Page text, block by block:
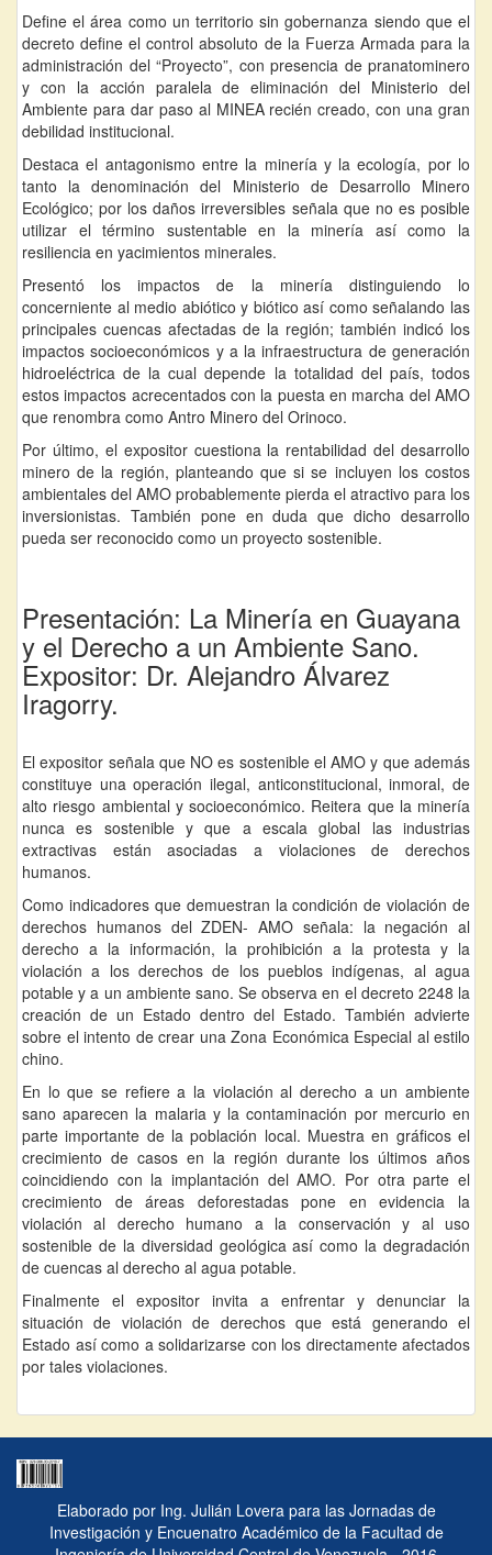
Define el área como un territorio sin gobernanza siendo que el
decreto define el control absoluto de la Fuerza Armada para la
administración del “Proyecto”, con presencia de pranatominero
y con la acción paralela de eliminación del Ministerio del
Ambiente para dar paso al MINEA recién creado, con una gran
debilidad institucional.
Destaca el antagonismo entre la minería y la ecología, por lo
tanto la denominación del Ministerio de Desarrollo Minero
Ecológico; por los daños irreversibles señala que no es posible
utilizar el término sustentable en la minería así como la
resiliencia en yacimientos minerales.
Presentó los impactos de la minería distinguiendo lo
concerniente al medio abiótico y biótico así como señalando las
principales cuencas afectadas de la región; también indicó los
impactos socioeconómicos y a la infraestructura de generación
hidroeléctrica de la cual depende la totalidad del país, todos
estos impactos acrecentados con la puesta en marcha del AMO
que renombra como Antro Minero del Orinoco.
Por último, el expositor cuestiona la rentabilidad del desarrollo
minero de la región, planteando que si se incluyen los costos
ambientales del AMO probablemente pierda el atractivo para los
inversionistas. También pone en duda que dicho desarrollo
pueda ser reconocido como un proyecto sostenible.
Presentación: La Minería en Guayana
y el Derecho a un Ambiente Sano.
Expositor: Dr. Alejandro Álvarez
Iragorry.
El expositor señala que NO es sostenible el AMO y que además
constituye una operación ilegal, anticonstitucional, inmoral, de
alto riesgo ambiental y socioeconómico. Reitera que la minería
nunca es sostenible y que a escala global las industrias
extractivas están asociadas a violaciones de derechos
humanos.
Como indicadores que demuestran la condición de violación de
derechos humanos del ZDEN- AMO señala: la negación al
derecho a la información, la prohibición a la protesta y la
violación a los derechos de los pueblos indígenas, al agua
potable y a un ambiente sano. Se observa en el decreto 2248 la
creación de un Estado dentro del Estado. También advierte
sobre el intento de crear una Zona Económica Especial al estilo
chino.
En lo que se refiere a la violación al derecho a un ambiente
sano aparecen la malaria y la contaminación por mercurio en
parte importante de la población local. Muestra en gráficos el
crecimiento de casos en la región durante los últimos años
coincidiendo con la implantación del AMO. Por otra parte el
crecimiento de áreas deforestadas pone en evidencia la
violación al derecho humano a la conservación y al uso
sostenible de la diversidad geológica así como la degradación
de cuencas al derecho al agua potable.
Finalmente el expositor invita a enfrentar y denunciar la
situación de violación de derechos que está generando el
Estado así como a solidarizarse con los directamente afectados
por tales violaciones.
Elaborado por Ing. Julián Lovera para las Jornadas de
Investigación y Encuenatro Académico de la Facultad de